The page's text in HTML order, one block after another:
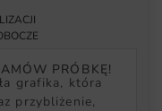
PRÓBKĘ!
grafika, która
przybliżenie,